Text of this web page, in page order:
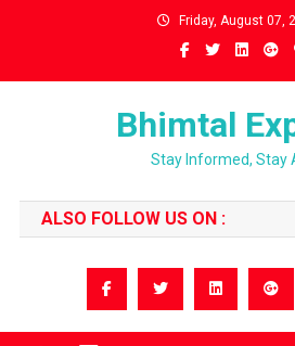
Friday, August 07,
Bhimtal
Stay Informed, Stay
ALSO FOLLOW US ON :